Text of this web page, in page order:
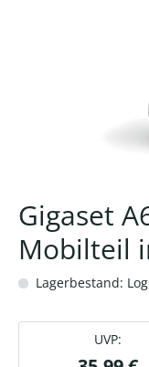
Gigaset
Mobilteil
Lagerbestand:
UVP: